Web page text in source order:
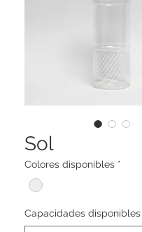
Sol
Colores disponibles *
Capacidades disponibles